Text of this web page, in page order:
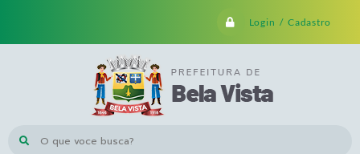
Login / Cadastro
O que voce busca?